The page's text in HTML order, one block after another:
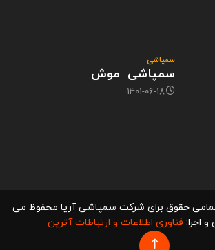
سمپاشی
سمپاشی موش
1401-06-18
رایت 1401 - تمامی حقوق برای شرکت سمپاشی آریا محفوظ می
اجرا: فناوری اطلاعات و ارتباطات آترین